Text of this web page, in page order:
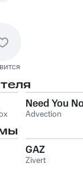
Need You
Advection
GAZ
Zivert